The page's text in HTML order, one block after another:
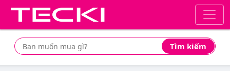
Tìm kiếm